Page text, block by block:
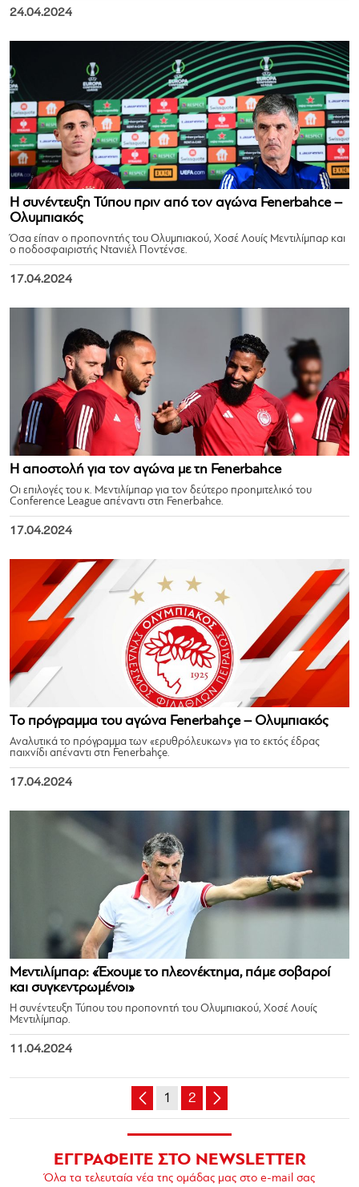
24.04.2024
Η συνέντευξη Τύπου πριν από τον αγώνα Fenerbahce –
Ολυμπιακός
Όσα είπαν ο προπονητής του Ολυμπιακού, Χοσέ Λουίς Μεντιλίμπαρ και
ο ποδοσφαιριστής Ντανιέλ Ποντένσε.
17.04.2024
Η αποστολή για τον αγώνα με τη Fenerbahce
Οι επιλογές του κ. Μεντιλίμπαρ για τον δεύτερο προημιτελικό του
Conference League απέναντι στη Fenerbahce.
17.04.2024
Το πρόγραμμα του αγώνα Fenerbahçe – Ολυμπιακός
Αναλυτικά το πρόγραμμα των «ερυθρόλευκων» για το εκτός έδρας
παιχνίδι απέναντι στη Fenerbahçe.
17.04.2024
Μεντιλίμπαρ: «Έχουμε το πλεονέκτημα, πάμε σοβαροί
και συγκεντρωμένοι»
Η συνέντευξη Τύπου του προπονητή του Ολυμπιακού, Χοσέ Λουίς
Μεντιλίμπαρ.
11.04.2024
1 2
ΕΓΓΡΑΦΕΙΤΕ ΣΤΟ NEWSLETTER
Όλα τα τελευταία νέα της ομάδας μας στο e-mail σας